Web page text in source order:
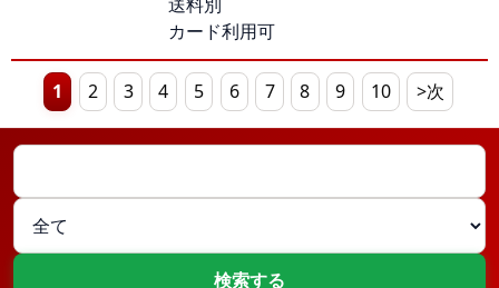
カード利用可
1 2 3 4 5 6 7 8 9 10 >次